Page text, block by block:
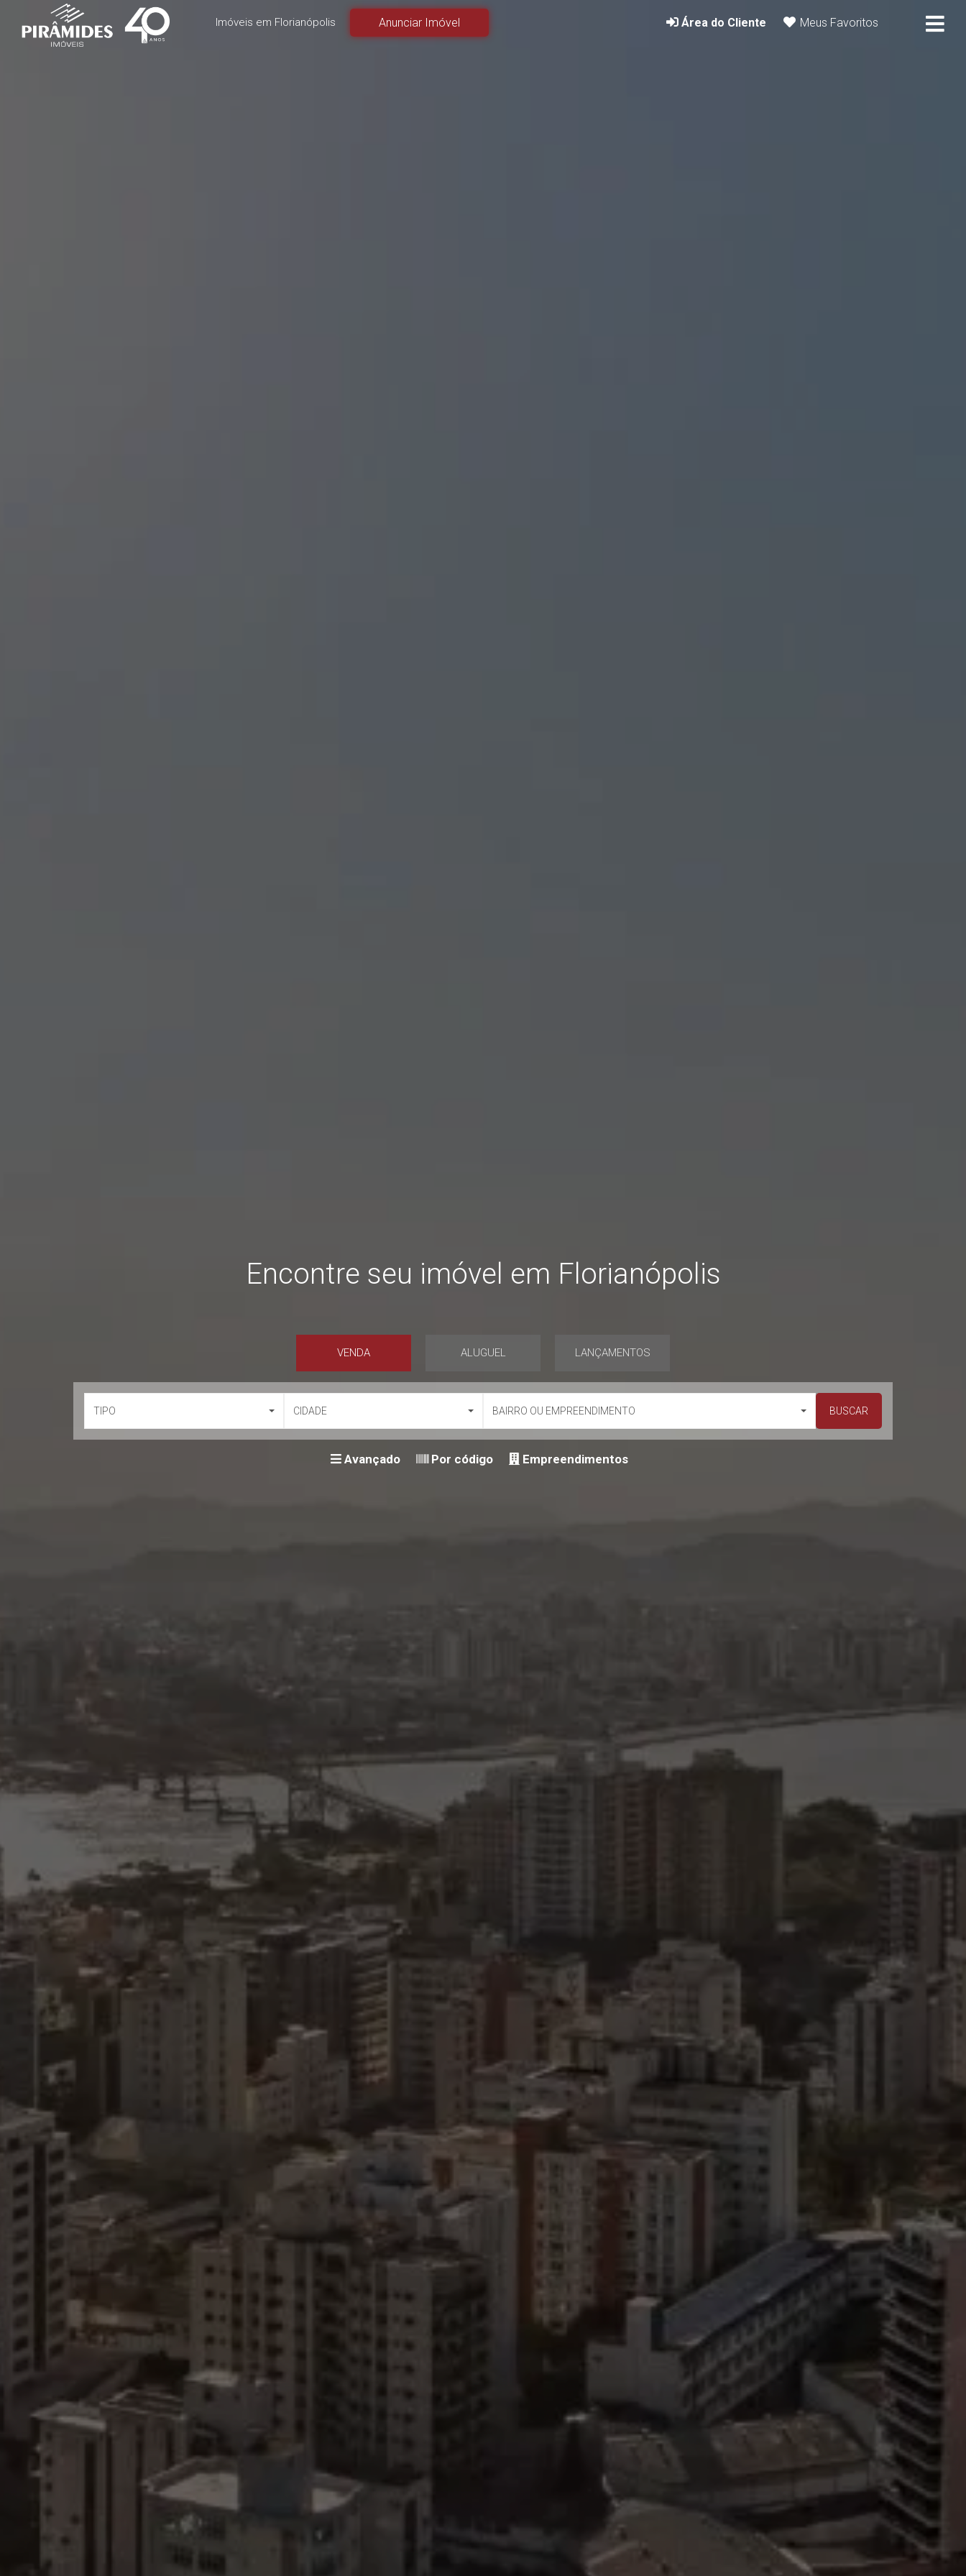
Imóveis em Florianópolis Anunciar Imóvel Área do Cliente Meus Favoritos
Encontre seu imóvel em Florianópolis
VENDA ALUGUEL LANÇAMENTOS
TIPO CIDADE BAIRRO OU EMPREENDIMENTO BUSCAR
Avançado Por código Empreendimentos